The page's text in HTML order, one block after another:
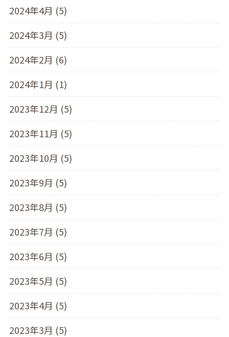
2024年4月 (5)
2024年3月 (5)
2024年2月 (6)
2024年1月 (1)
2023年12月 (5)
2023年11月 (5)
2023年10月 (5)
2023年9月 (5)
2023年8月 (5)
2023年7月 (5)
2023年6月 (5)
2023年5月 (5)
2023年4月 (5)
2023年3月 (5)